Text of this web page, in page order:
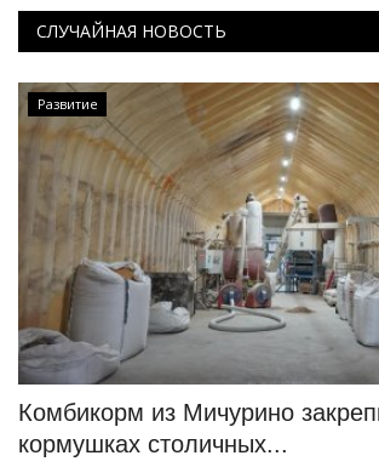
СЛУЧАЙНАЯ НОВОСТЬ
Развитие
Комбикорм из Мичурино
кормушках столичных...